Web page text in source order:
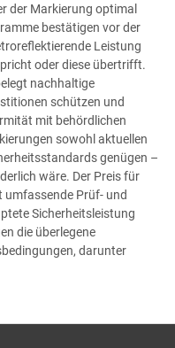
der Markierung optimal
bestätigen vor der
Leistung
oder diese übertrifft.
nachhaltige
schützen und
mit behördlichen
sowohl aktuellen
genügen –
wäre. Der Preis für
Prüf- und
Sicherheitsleistung
die überlegene
darunter